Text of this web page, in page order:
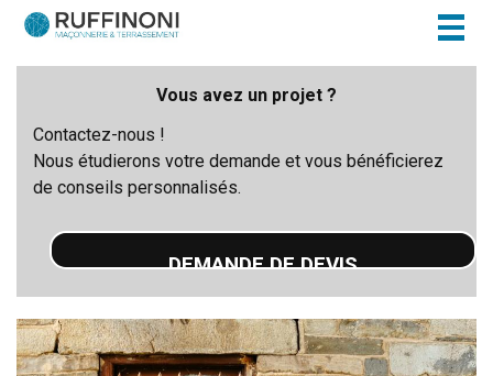
Vous avez un projet ?
Contactez-nous !
Nous étudierons votre demande et vous bénéficierez
de conseils personnalisés.
DEMANDE DE DEVIS